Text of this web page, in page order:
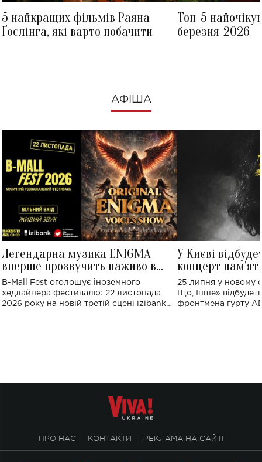
5 найкращих фільмів Раяна
Ґослінга, які варто побачити
Топ-5
березня-2026
АФІША
Легендарна музика ENIGMA
вперше прозвучить наживо в
Україні: де відбудеться концерт
B-Mall Fest оголошує іноземного
хедлайнера фестивалю: 22 листопада
2026 року на новій третій сцені izibank
У Києві
концерт
Клименка:
виконають
25 липня у новому
Що, Інше»
фронтмена гурту
ПРО НАС КОНТАКТИ РЕКЛАМА НА САЙТІ